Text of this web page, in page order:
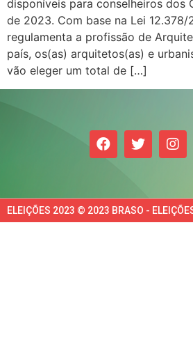
disponíveis para conselheiros dos
de 2023. Com base na Lei 12.378/
regulamenta a profissão de
país, os(as) arquitetos(as) e
vão eleger um total de […]
ELEIÇÕES 2023 © 2023 BRASO -